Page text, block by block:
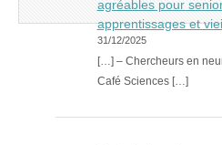
agréables pour
apprentissages et
31/12/2025
[…] – Chercheurs en
Café Sciences […]